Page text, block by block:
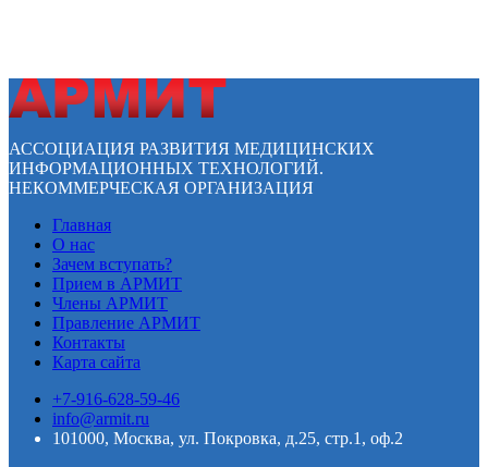
АССОЦИАЦИЯ РАЗВИТИЯ МЕДИЦИНСКИХ
ИНФОРМАЦИОННЫХ ТЕХНОЛОГИЙ.
НЕКОММЕРЧЕСКАЯ ОРГАНИЗАЦИЯ
Главная
О нас
Зачем вступать?
Прием в АРМИТ
Члены АРМИТ
Правление АРМИТ
Контакты
Карта сайта
+7-916-628-59-46
info@armit.ru
101000, Москва, ул. Покровка, д.25, стр.1, оф.2